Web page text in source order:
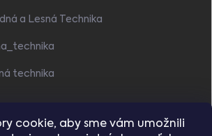
cookie, aby sme vám umožnili
a Lesná Technika
technika